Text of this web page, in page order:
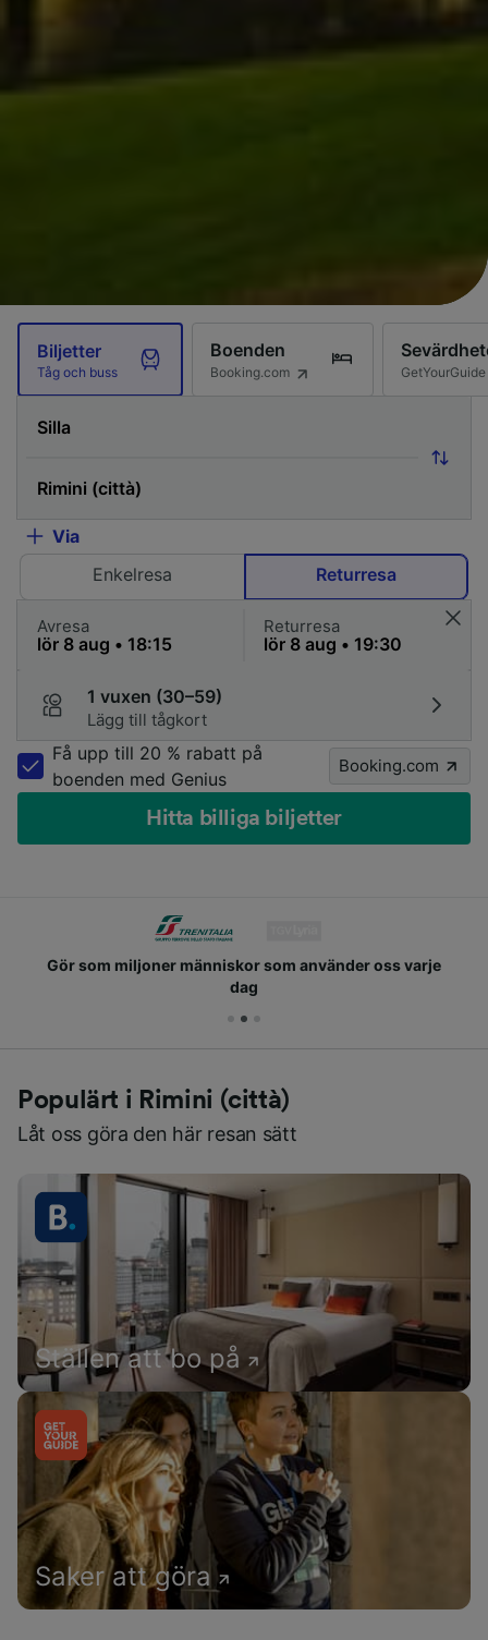
Biljetter
Tåg och buss
Boenden
Booking.com GetYourGuide
Via
Enkelresa
Returresa
Avresa Returresa
1 vuxen (30–59)
Lägg till tågkort
Få upp till 20 % rabatt på
boenden med Genius
Booking.com
Hitta billiga biljetter
Gör som miljoner människor som använder oss varje
dag
Populärt i Rimini (città)
Låt oss göra den här resan sätt
Ställen att bo på
Saker att göra